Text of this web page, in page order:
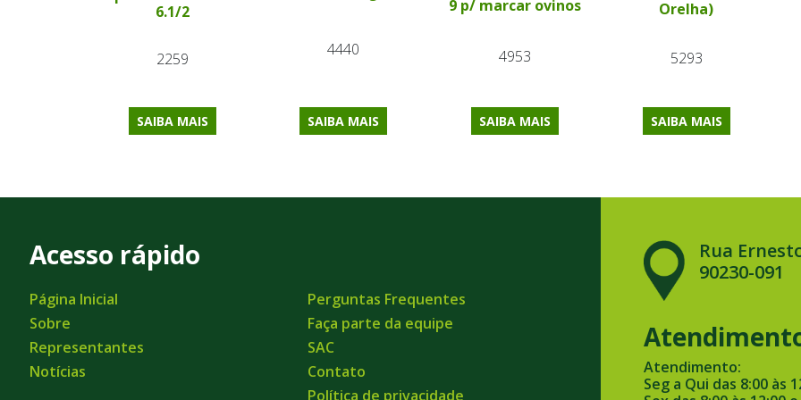
6.1/2
2259
SAIBA MAIS
4440
SAIBA MAIS
9 p/ marcar ovinos
4953
SAIBA MAIS
Orelha)
5293
SAIBA MAIS
Acesso rápido
Página Inicial
Sobre
Representantes
Notícias
Perguntas Frequentes
Faça parte da equipe
SAC
Contato
Política de privacidade
Rua
90230-091
Atendimento:
Seg a Qui das 8:00 às